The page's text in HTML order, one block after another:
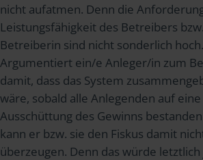
nicht aufatmen. Denn die
Leistungsfähigkeit des Betreibers
Betreiberin sind nicht sonderlich hoch.
Argumentiert ein/e Anleger/in zum
damit, dass das System
wäre, sobald alle Anlegenden auf eine
Ausschüttung des Gewinns
kann er bzw. sie den Fiskus damit
überzeugen. Denn das würde